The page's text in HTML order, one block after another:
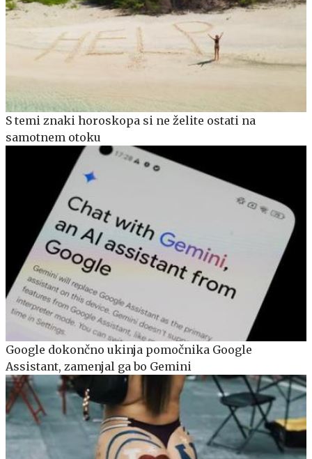
S temi znaki horoskopa si ne želite ostati na
samotnem otoku
Google dokončno ukinja pomočnika Google
Assistant, zamenjal ga bo Gemini